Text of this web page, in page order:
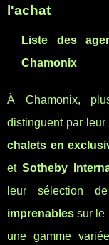
l'achat
Liste des
Chamonix
À Chamonix,
distinguent par
chalets en
etSotheby
leur sélection
imprenables sur le
une gamme